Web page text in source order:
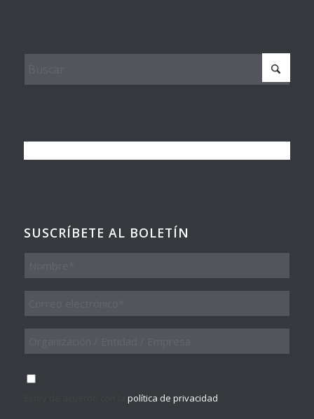
SUSCRÍBETE AL BOLETÍN
Nombre
Entidad
Empresa
Consentimiento
política de privacidad